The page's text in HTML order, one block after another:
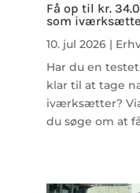
Få op til kr.
som
10. jul 2026 |
Har du en
klar til at tage
iværksætter?
du søge om at